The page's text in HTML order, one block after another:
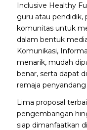
Inclusive Healthy
guru atau pendidik,
komunitas untuk
dalam bentuk
Komunikasi,
menarik, mudah
benar, serta dapat
remaja penyandang
Lima proposal
pengembangan
siap dimanfaatkan